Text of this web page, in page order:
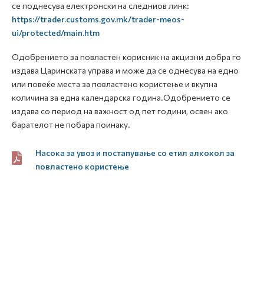
се поднесува електронски на следниов линк:
https://trader.customs.gov.mk/trader-meos-
ui/protected/main.htm
Одобрението за повластен корисник на акцизни добра го
издава Царинската управа и може да се однесува на едно
или повеќе места за повластено користење и вкупна
количина за една календарска година.Одобрението се
издава со период на важност од пет години, освен ако
барателот не побара поинаку.
Насока за увоз и постапување со етил алкохол за
повластено користење